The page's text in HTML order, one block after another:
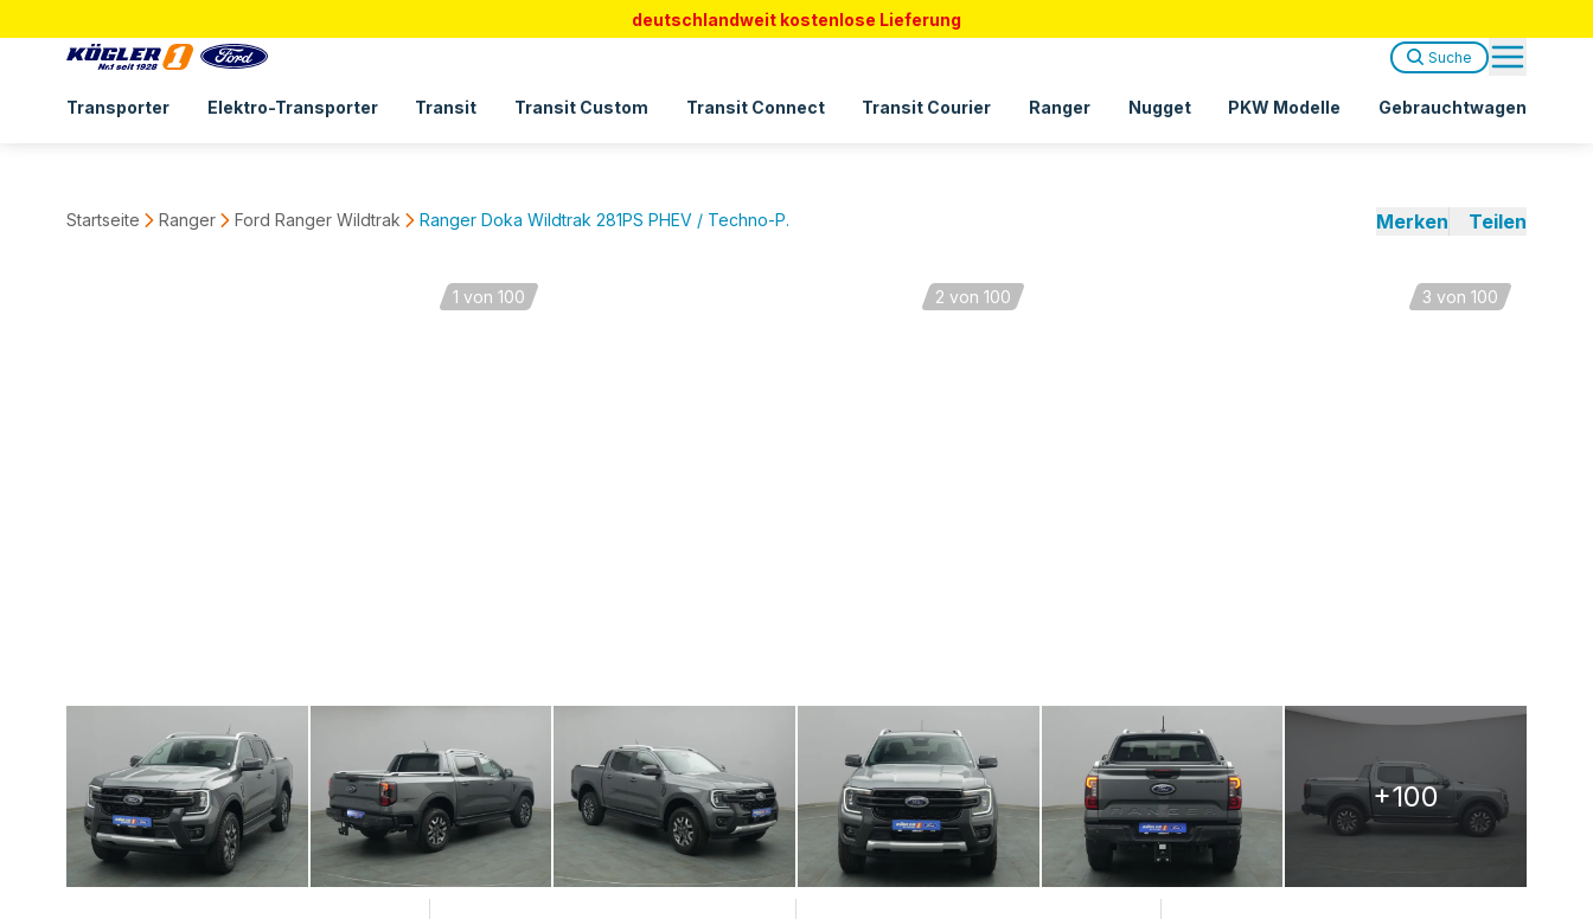
deutschlandweit kostenlose Lieferung
Transporter Elektro-Transporter Transit Transit Custom Transit Connect Transit Courier Ranger Nugget PKW Modelle Gebrauchtwagen
Suche
Startseite Ranger Ford Ranger Wildtrak Ranger Doka Wildtrak 281PS PHEV / Techno-P. Merken Teilen
2 von 100
1 von 100 3 von 100
+100